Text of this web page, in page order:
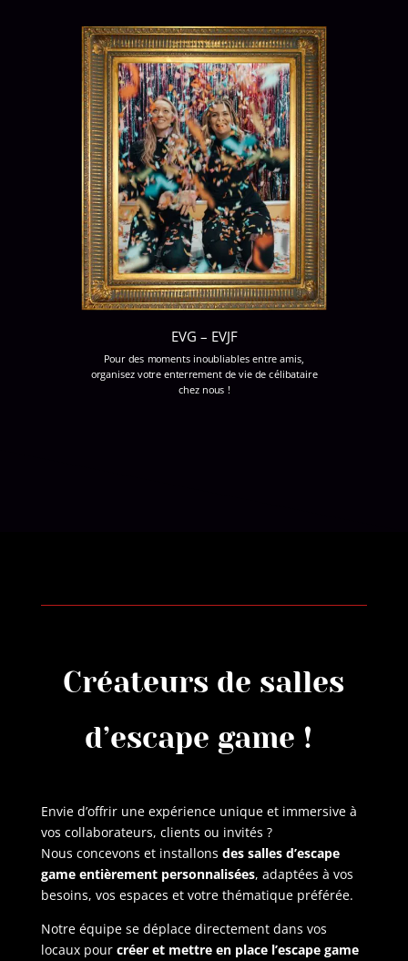
EVG – EVJF
Pour des moments inoubliables entre amis,
organisez votre enterrement de vie de célibataire
chez nous !
Créateurs de salles
d’escape game !
Envie d’offrir une expérience unique et immersive à
vos collaborateurs, clients ou invités ?
Nous concevons et installons des salles d’escape
game entièrement personnalisées, adaptées à vos
besoins, vos espaces et votre thématique préférée.
Notre équipe se déplace directement dans vos
locaux pour créer et mettre en place l’escape game